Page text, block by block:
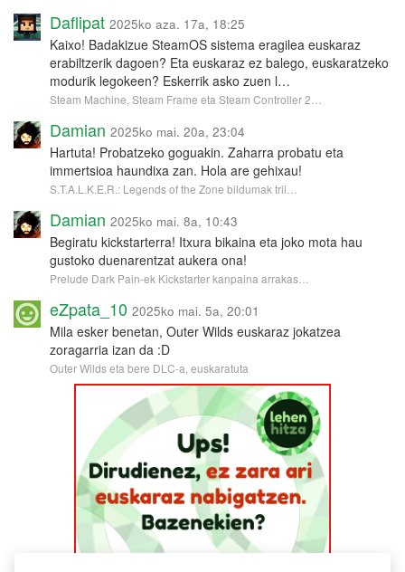
Daflipat 2025ko aza. 17a, 18:25
Kaixo! Badakizue SteamOS sistema eragilea euskaraz
erabiltzerik dagoen? Eta euskaraz ez balego, euskaratzeko
modurik legokeen? Eskerrik asko zuen l…
Steam Machine, Steam Frame eta Steam Controller 2…
Damian 2025ko mai. 20a, 23:04
Hartuta! Probatzeko goguakin. Zaharra probatu eta
immertsioa haundixa zan. Hola are gehixau!
S.T.A.L.K.E.R.: Legends of the Zone bildumak tril…
Damian 2025ko mai. 8a, 10:43
Begiratu kickstarterra! Itxura bikaina eta joko mota hau
gustoko duenarentzat aukera ona!
Prelude Dark Pain-ek Kickstarter kanpaina arrakas…
eZpata_10 2025ko mai. 5a, 20:01
Mila esker benetan, Outer Wilds euskaraz jokatzea
zoragarria izan da :D
Outer Wilds eta bere DLC-a, euskaratuta